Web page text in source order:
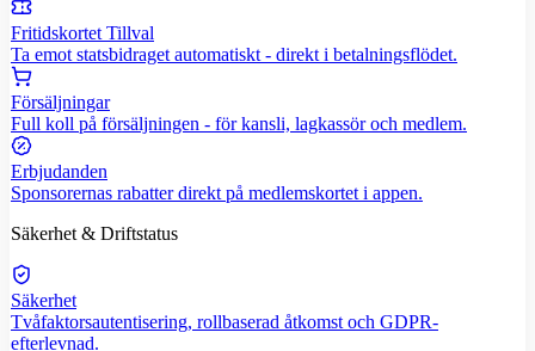
Fritidskortet Tillval
Ta emot statsbidraget automatiskt - direkt i betalningsflödet.
Försäljningar
Full koll på försäljningen - för kansli, lagkassör och medlem.
Erbjudanden
Sponsorernas rabatter direkt på medlemskortet i appen.
Säkerhet & Driftstatus
Säkerhet
Tvåfaktorsautentisering, rollbaserad åtkomst och GDPR-
efterlevnad.